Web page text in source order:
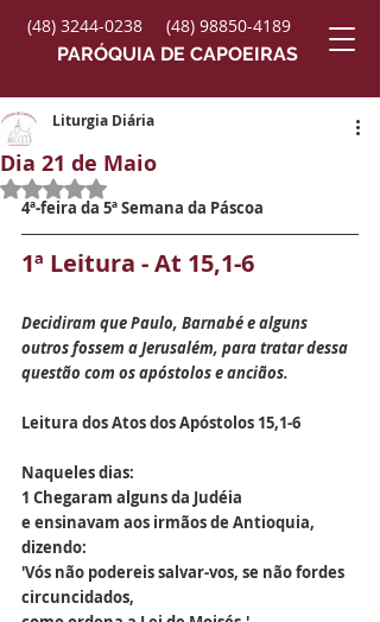
(48) 3244-0238
(48) 98850-4189
PARÓQUIA DE CAPOEIRAS
Dia 21 de Maio
Liturgia Diária
Avaliado com NaN de 5 estrelas.
4ª-feira da 5ª Semana da Páscoa
1ª Leitura - At 15,1-6
Decidiram que Paulo, Barnabé e alguns
outros fossem a Jerusalém, para tratar dessa
questão com os apóstolos e anciãos.
Leitura dos Atos dos Apóstolos 15,1-6
Naqueles dias:
1 Chegaram alguns da Judéia
e ensinavam aos irmãos de Antioquia,
dizendo:
'Vós não podereis salvar-vos, se não fordes
circuncidados,